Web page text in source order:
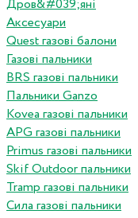
Дров&#039;яні
Аксесуари
Quest газові балони
Газові пальники
BRS газові пальники
Пальники Ganzo
Kovea газові пальники
APG газові пальники
Primus газові пальники
Skif Outdoor пальники
Tramp газові пальники
Сила газові пальники